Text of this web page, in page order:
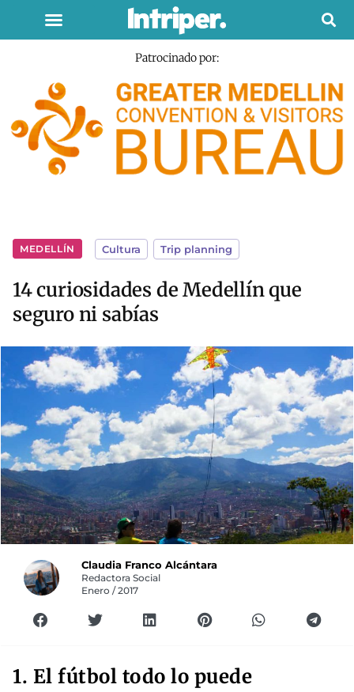
Patrocinado por:
MEDELLÍN Cultura Trip planning
14 curiosidades de Medellín que
seguro ni sabías
Claudia Franco Alcántara
Redactora Social
Enero / 2017
1. El fútbol todo lo puede